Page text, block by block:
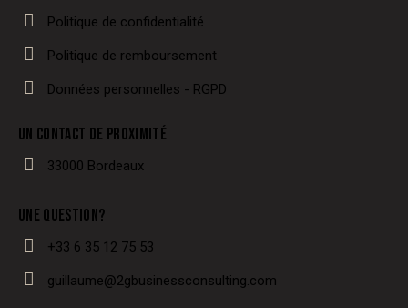
Politique de confidentialité
Politique de remboursement
Données personnelles - RGPD
UN CONTACT DE PROXIMITÉ
33000 Bordeaux
UNE QUESTION?
+33 6 35 12 75 53
guillaume@2gbusinessconsulting.com